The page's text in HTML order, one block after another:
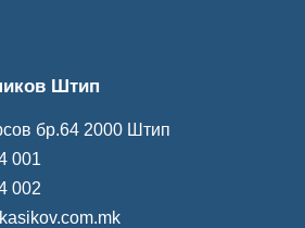
Штип
бр.64 2000 Штип
001
002